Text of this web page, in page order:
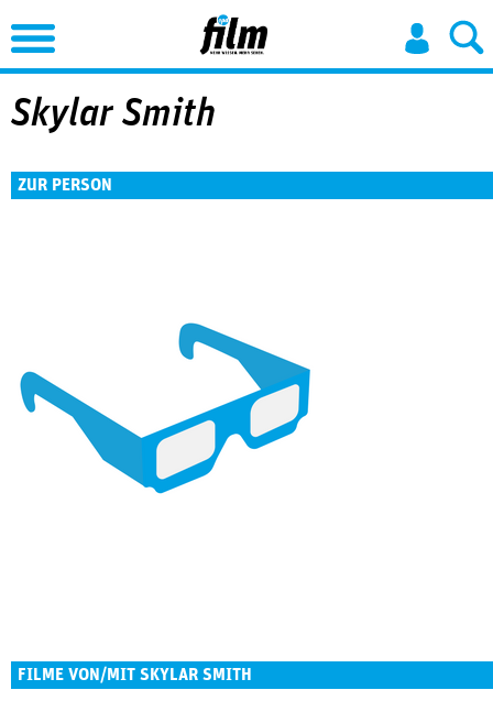
Jump to Navigation
Skylar Smith
ZUR PERSON
FILME VON/MIT SKYLAR SMITH